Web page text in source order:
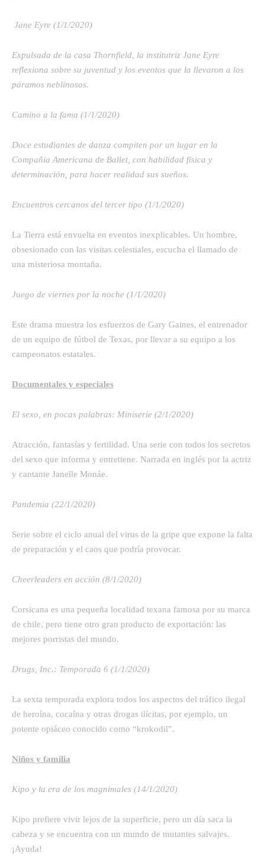
Jane Eyre (1/1/2020)
Expulsada de la casa Thornfield, la institutriz Jane Eyre
reflexiona sobre su juventud y los eventos que la llevaron a los
páramos neblinosos.
Camino a la fama (1/1/2020)
Doce estudiantes de danza compiten por un lugar en la
Compañía Americana de Ballet, con habilidad física y
determinación, para hacer realidad sus sueños.
Encuentros cercanos del tercer tipo (1/1/2020)
La Tierra está envuelta en eventos inexplicables. Un hombre,
obsesionado con las visitas celestiales, escucha el llamado de
una misteriosa montaña.
Juego de viernes por la noche (1/1/2020)
Este drama muestra los esfuerzos de Gary Gaines, el entrenador
de un equipo de fútbol de Texas, por llevar a su equipo a los
campeonatos estatales.
Documentales y especiales
El sexo, en pocas palabras: Miniserie (2/1/2020)
Atracción, fantasías y fertilidad. Una serie con todos los secretos
del sexo que informa y entretiene. Narrada en inglés por la actriz
y cantante Janelle Monáe.
Pandemia (22/1/2020)
Serie sobre el ciclo anual del virus de la gripe que expone la falta
de preparación y el caos que podría provocar.
Cheerleaders en acción (8/1/2020)
Corsicana es una pequeña localidad texana famosa por su marca
de chile, pero tiene otro gran producto de exportación: las
mejores porristas del mundo.
Drugs, Inc.: Temporada 6 (1/1/2020)
La sexta temporada explora todos los aspectos del tráfico ilegal
de heroína, cocaína y otras drogas ilícitas, por ejemplo, un
potente opiáceo conocido como “krokodil”.
Niños y familia
Kipo y la era de los magnimales (14/1/2020)
Kipo prefiere vivir lejos de la superficie, pero un día saca la
cabeza y se encuentra con un mundo de mutantes salvajes.
¡Ayuda!